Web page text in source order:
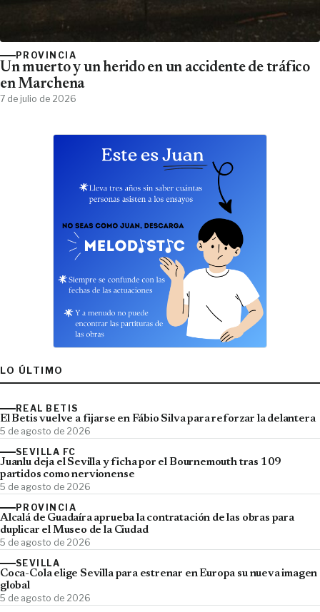
PROVINCIA
Un muerto y un herido en un accidente de tráfico
en Marchena
7 de julio de 2026
LO ÚLTIMO
REAL BETIS
El Betis vuelve a fijarse en Fábio Silva para reforzar la delantera
5 de agosto de 2026
SEVILLA FC
Juanlu deja el Sevilla y ficha por el Bournemouth tras 109
partidos como nervionense
5 de agosto de 2026
PROVINCIA
Alcalá de Guadaíra aprueba la contratación de las obras para
duplicar el Museo de la Ciudad
5 de agosto de 2026
SEVILLA
Coca-Cola elige Sevilla para estrenar en Europa su nueva imagen
global
5 de agosto de 2026